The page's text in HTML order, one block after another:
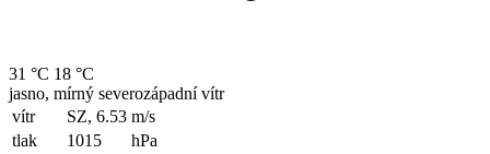
31 °C 18 °C
jasno, mírný severozápadní vítr
vítr
SZ, 6.53 m/s
tlak
1015 hPa